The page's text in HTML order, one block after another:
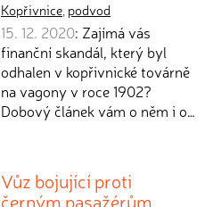
Kopřivnice, podvod
15. 12. 2020: Zajímá vás
finanční skandál, který byl
odhalen v kopřivnické továrně
na vagony v roce 1902?
Dobový článek vám o něm i o…
Vůz bojující proti
černým pasažérům